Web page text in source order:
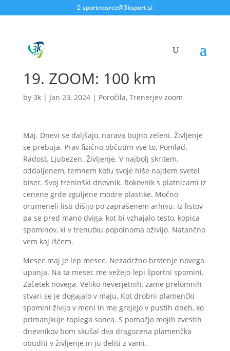
sportnosrce@3ksport.si
19. ZOOM: 100 km
by 3k| Jan 23, 2024| Poročila, Trenerjev zoom
Maj. Dnevi se daljšajo, narava bujno zeleni. Življenje
se prebuja. Prav fizično občutim vse to. Pomlad.
Radost. Ljubezen. Življenje. V najbolj skritem,
oddaljenem, temnem kotu svoje hiše najdem svetel
biser. Svoj treninški dnevnik. Rokovnik s platnicami iz
cenene grde zguljene modre plastike. Močno
orumeneli listi dišijo po zaprašenem arhivu. Iz listov
pa se pred mano dviga, kot bi vzhajalo testo, kopica
spominov, ki v trenutku popolnoma oživijo. Natančno
vem kaj iščem.
Mesec maj je lep mesec. Nezadržno brstenje novega
upanja. Na ta mesec me vežejo lepi športni spomini.
Začetek novega. Veliko neverjetnih, zame prelomnih
stvari se je dogajalo v maju. Kot drobni plamenčki
spomini živijo v meni in me grejejo v pustih dneh, ko
primanjkuje toplega sonca. S pomočjo mojih zvestih
dnevnikov bom skušal dva dragocena plamenčka
obuditi v življenje in ju deliti z vami.